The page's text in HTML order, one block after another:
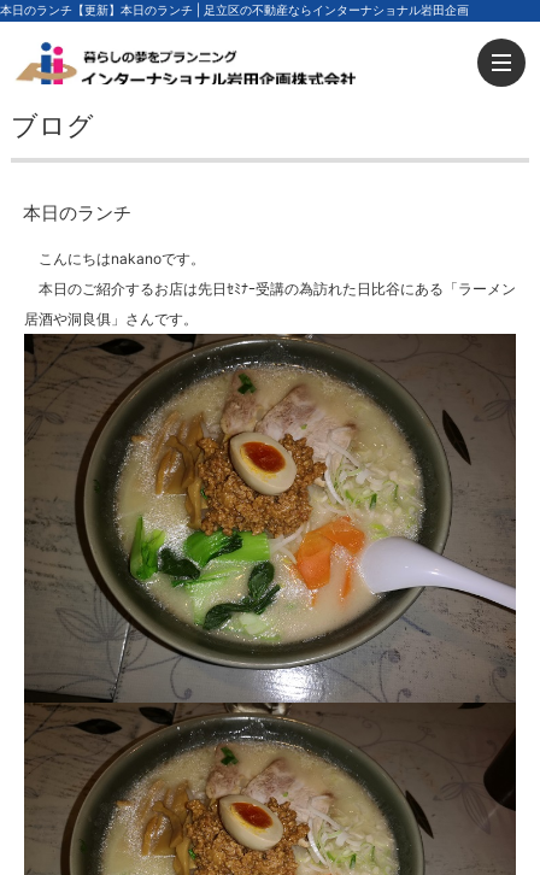
本日のランチ【更新】本日のランチ | 足立区の不動産ならインターナショナル岩田企画
ブログ
本日のランチ
こんにちはnakanoです。
本日のご紹介するお店は先日ｾﾐﾅｰ受講の為訪れた日比谷にある「ラーメン
居酒や洞良俱」さんです。